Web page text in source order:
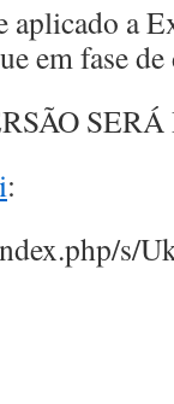
a
em fase
:
s/